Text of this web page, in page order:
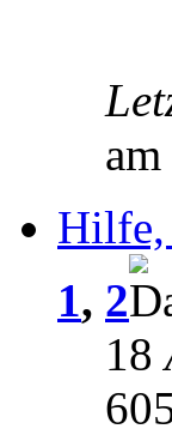
Hilfe,
1, 2
18